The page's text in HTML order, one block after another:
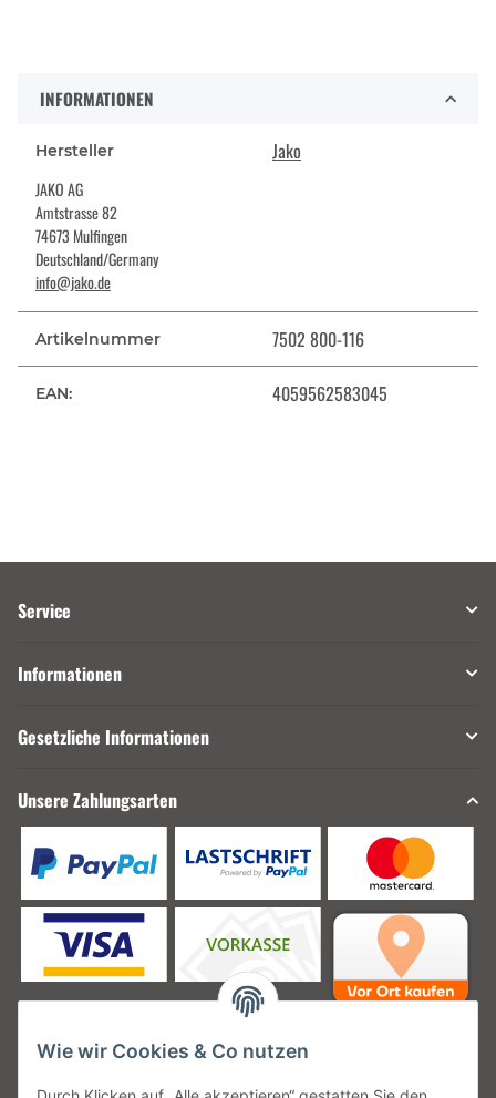
INFORMATIONEN
Hersteller Jako
JAKO AG
Amtstrasse 82
74673 Mulfingen
Deutschland/Germany
info@jako.de
Artikelnummer 7502 800-116
EAN: 4059562583045
Service
Informationen
Gesetzliche Informationen
Unsere Zahlungsarten
Unsere Versanddienstleister
Wie wir Cookies & Co nutzen